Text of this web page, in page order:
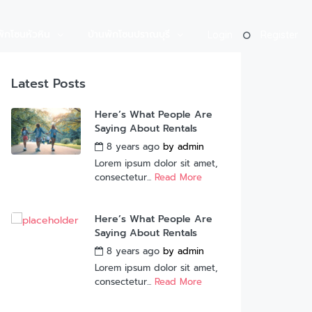
Latest Posts
Here’s What People Are
Saying About Rentals
8 years ago by admin
Lorem ipsum dolor sit amet,
consectetur... Read More
Here’s What People Are
Saying About Rentals
8 years ago by admin
Lorem ipsum dolor sit amet,
consectetur... Read More